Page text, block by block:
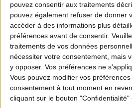
pouvez consentir aux traitements
pouvez également refuser de donner
accéder à des informations plus
préférences avant de consentir.
traitements de vos données
nécessiter votre consentement, mais
y opposer. Vos préférences ne
Vous pouvez modifier vos
consentement à tout moment en
cliquant sur le bouton "Confidentialité"